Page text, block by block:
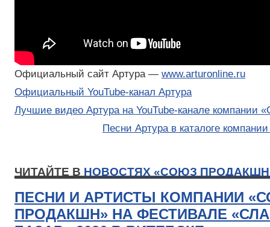
Официальный сайт Артура — www.arturonline.ru
Официальный YouTube-канал Артура
Лучшие видео Артура на YouTube-канале компании
Песни Артура в каталоге
ЧИТАЙТЕ В НОВОСТЯХ «СОЮЗ
ПЕСНИ И АРТИСТЫ КОМПАНИИ
ПРОДАКШН» НА ФЕСТИВАЛЕ